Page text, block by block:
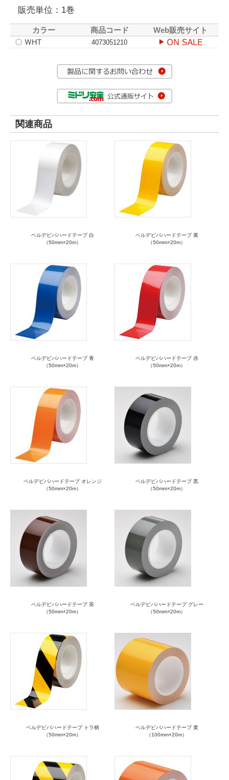
販売単位：1巻
カラー 商品コード Web販売サイト
4073051210
関連商品
ベルデビバハードテープ 白
（50mm×20m）
ベルデビバハードテープ 黄
（50mm×20m）
ベルデビバハードテープ 青
（50mm×20m）
ベルデビバハードテープ 赤
（50mm×20m）
ベルデビバハードテープ オレンジ
（50mm×20m）
ベルデビバハードテープ 黒
（50mm×20m）
ベルデビバハードテープ 茶
（50mm×20m）
ベルデビバハードテープ グレー
（50mm×20m）
ベルデビバハードテープ トラ柄
（50mm×20m）
ベルデビバハードテープ 黄
（100mm×20m）